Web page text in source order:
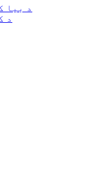
د بیا
د